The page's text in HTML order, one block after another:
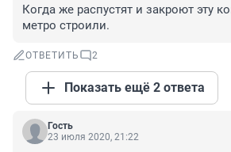
Когда же распустят и закроют эту
метро строили.
ОТВЕТИТЬ 2
Показать ещё 2 ответа
Гость
23 июля 2020, 21:22